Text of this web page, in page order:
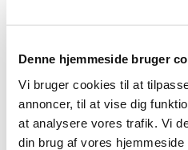
Denne hjemmeside bruger
Vi bruger cookies til at
annoncer, til at vise dig
at analysere vores trafik. Vi
din brug af vores
Tid & Sted:
Torsdage kl. 10.00
Tilmelding:
Kontakt Pernille